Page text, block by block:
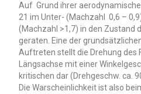
Auf Grund ihrer
21 im Unter- (Machzahl 0,6 –
(Machzahl >1,7) in den Zustand
geraten. Eine der
Auftreten stellt die Drehung des
Längsachse mit einer
kritischen dar (Drehgeschw. ca.
Die Warscheinlichkeit ist also